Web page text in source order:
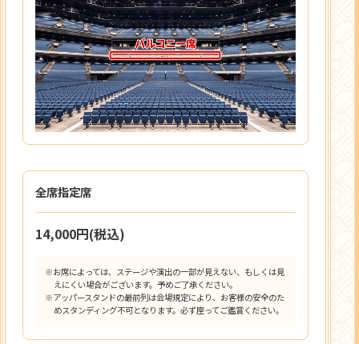
全席指定席
14,000円(税込)
※お席によっては、ステージや演出の一部が見えない、もしくは見
えにくい場合がございます。予めご了承ください。
※アッパースタンドの最前列は会場規定により、お客様の安全のた
めスタンディング不可となります。必ず座ってご鑑賞ください。